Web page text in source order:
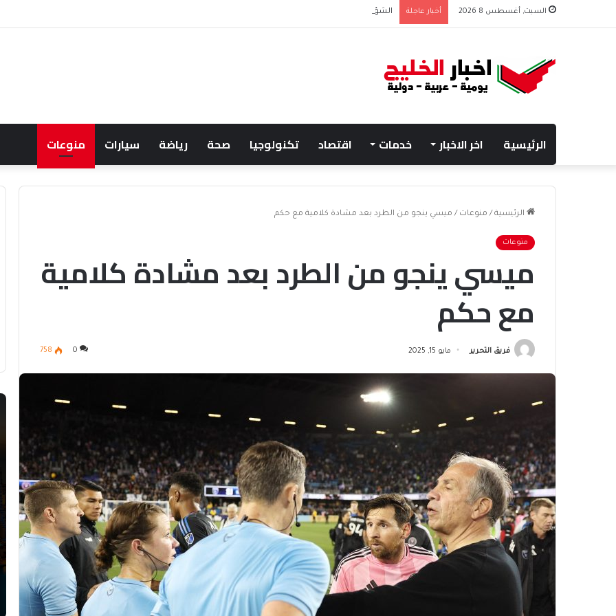
السبت, أغسطس 8 2026 أخبار عاجلة الشؤون الإسلامية تطلق حسابها الرسمي على تيك توك للمحتوى الديني
الرئيسية اخر الاخبار خدمات اقتصاد تكنولوجيا صحة رياضة سيارات منوعات
الرئيسية / منوعات / ميسي ينجو من الطرد بعد مشادة كلامية مع حكم
منوعات
ميسي ينجو من الطرد بعد مشادة كلامية
مع حكم
فريق التحرير مايو 15, 2025 0
758